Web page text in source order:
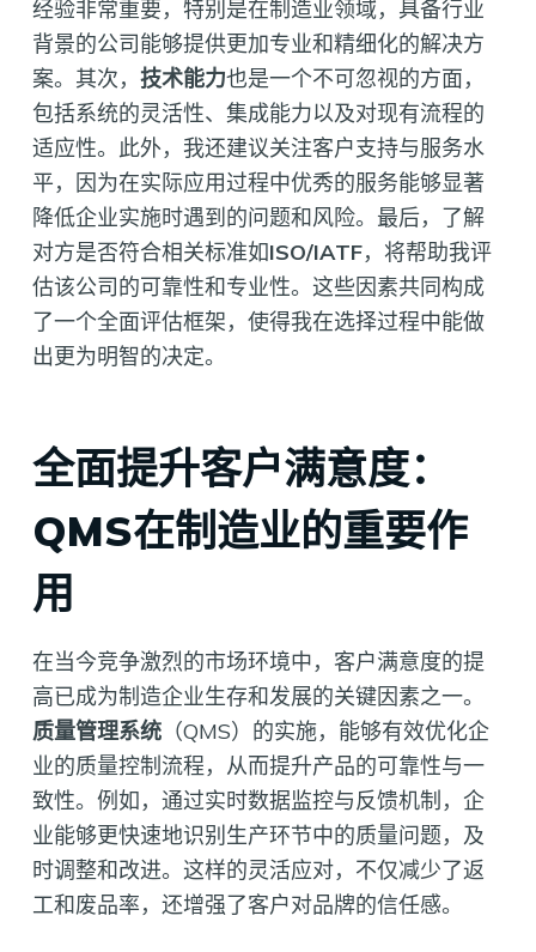
经验非常重要，特别是在制造业领域，具备行业
背景的公司能够提供更加专业和精细化的解决方
案。其次， 技术能力也是一个不可忽视的方面，
包括系统的灵活性、集成能力以及对现有流程的
适应性。此外，我还建议关注客户支持与服务水
平，因为在实际应用过程中优秀的服务能够显著
降低企业实施时遇到的问题和风险。最后，了解
对方是否符合相关标准如ISO/IATF，将帮助我评
估该公司的可靠性和专业性。这些因素共同构成
了一个全面评估框架，使得我在选择过程中能做
出更为明智的决定。
全面提升客户满意度：
QMS在制造业的重要作
用
在当今竞争激烈的市场环境中，客户满意度的提
高已成为制造企业生存和发展的关键因素之一。
质量管理系统（QMS）的实施，能够有效优化企
业的质量控制流程，从而提升产品的可靠性与一
致性。例如，通过实时数据监控与反馈机制，企
业能够更快速地识别生产环节中的质量问题，及
时调整和改进。这样的灵活应对，不仅减少了返
工和废品率，还增强了客户对品牌的信任感。